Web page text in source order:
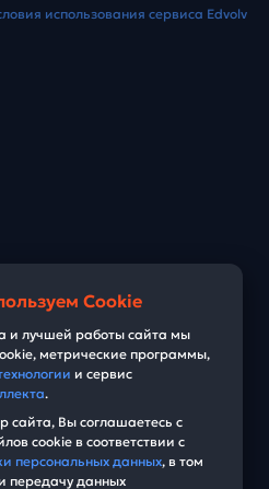
использования сервиса Edvolv
Cookie
и лучшей работы сайта мы
метрические программы,
и сервис
.
сайта, Вы соглашаетесь с
cookie в соответствии с
персональных данных, в том
передачу данных